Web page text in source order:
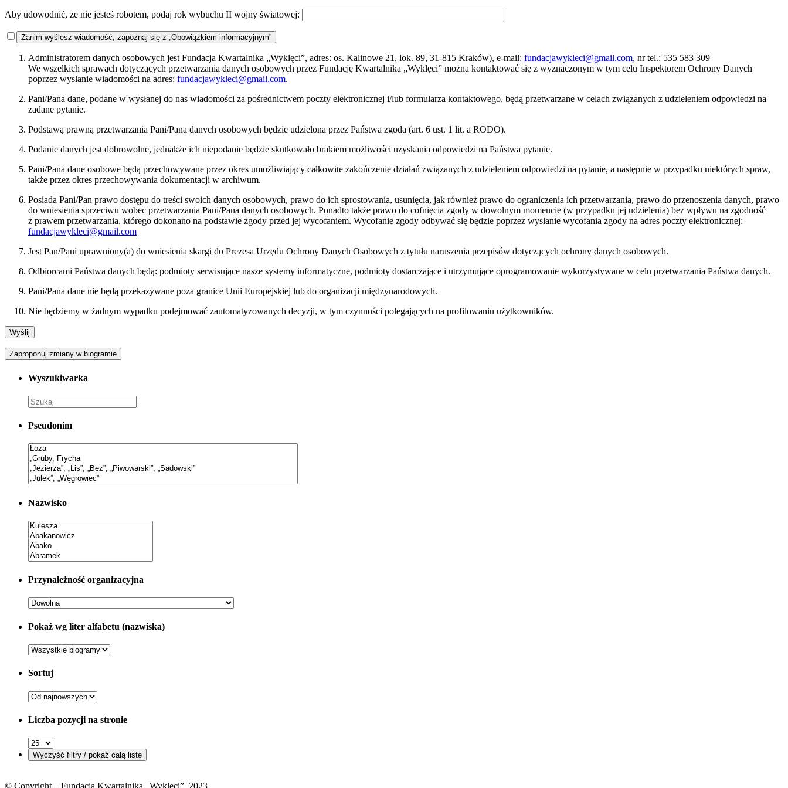
Aby udowodnić, że nie jesteś robotem, podaj rok wybuchu II wojny światowej:
Zanim wyślesz wiadomość, zapoznaj się z „Obowiązkiem informacyjnym”
Administratorem danych osobowych jest Fundacja Kwartalnika „Wyklęci”, adres: os. Kalinowe 21, lok. 89, 31-815 Kraków), e-mail: fundacjawykleci@gmail.com, nr tel.: 535 583 309
We wszelkich sprawach dotyczących przetwarzania danych osobowych przez Fundację Kwartalnika „Wyklęci” można kontaktować się z wyznaczonym w tym celu Inspektorem Ochrony Danych
poprzez wysłanie wiadomości na adres: fundacjawykleci@gmail.com.
Pani/Pana dane, podane w wysłanej do nas wiadomości za pośrednictwem poczty elektronicznej i/lub formularza kontaktowego, będą przetwarzane w celach związanych z udzieleniem odpowiedzi na
zadane pytanie.
Podstawą prawną przetwarzania Pani/Pana danych osobowych będzie udzielona przez Państwa zgoda (art. 6 ust. 1 lit. a RODO).
Podanie danych jest dobrowolne, jednakże ich niepodanie będzie skutkowało brakiem możliwości uzyskania odpowiedzi na Państwa pytanie.
Pani/Pana dane osobowe będą przechowywane przez okres umożliwiający całkowite zakończenie działań związanych z udzieleniem odpowiedzi na pytanie, a następnie w przypadku niektórych spraw,
także przez okres przechowywania dokumentacji w archiwum.
Posiada Pani/Pan prawo dostępu do treści swoich danych osobowych, prawo do ich sprostowania, usunięcia, jak również prawo do ograniczenia ich przetwarzania, prawo do przenoszenia danych, prawo
do wniesienia sprzeciwu wobec przetwarzania Pani/Pana danych osobowych. Ponadto także prawo do cofnięcia zgody w dowolnym momencie (w przypadku jej udzielenia) bez wpływu na zgodność
z prawem przetwarzania, którego dokonano na podstawie zgody przed jej wycofaniem. Wycofanie zgody odbywać się będzie poprzez wysłanie wycofania zgody na adres poczty elektronicznej:
fundacjawykleci@gmail.com
Jest Pan/Pani uprawniony(a) do wniesienia skargi do Prezesa Urzędu Ochrony Danych Osobowych z tytułu naruszenia przepisów dotyczących ochrony danych osobowych.
Odbiorcami Państwa danych będą: podmioty serwisujące nasze systemy informatyczne, podmioty dostarczające i utrzymujące oprogramowanie wykorzystywane w celu przetwarzania Państwa danych.
Pani/Pana dane nie będą przekazywane poza granice Unii Europejskiej lub do organizacji międzynarodowych.
Nie będziemy w żadnym wypadku podejmować zautomatyzowanych decyzji, w tym czynności polegających na profilowaniu użytkowników.
Zaproponuj zmiany w biogramie
Wyszukiwarka
Pseudonim
Nazwisko
Przynależność organizacyjna
Pokaż wg liter alfabetu (nazwiska)
Sortuj
Liczba pozycji na stronie
© Copyright – Fundacja Kwartalnika „Wyklęci”, 2023